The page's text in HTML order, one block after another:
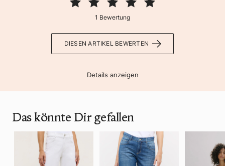
1 Bewertung
DIESEN ARTIKEL BEWERTEN
Details anzeigen
Das könnte Dir gefallen